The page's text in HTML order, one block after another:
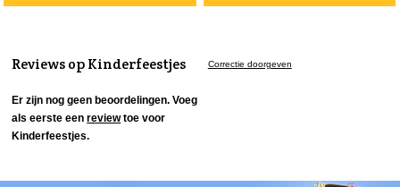
Reviews op Kinderfeestjes
Er zijn nog geen beoordelingen. Voeg
als eerste eenreviewtoe voor
Kinderfeestjes.
Correctie doorgeven